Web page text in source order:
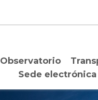
Observatorio
Sede electrónica